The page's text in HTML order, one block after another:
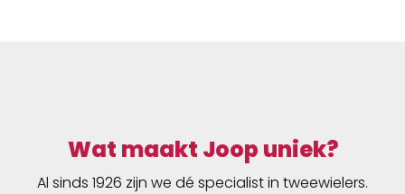
Wat maakt Joop uniek?
Al sinds 1926 zijn we dé specialist in tweewielers.